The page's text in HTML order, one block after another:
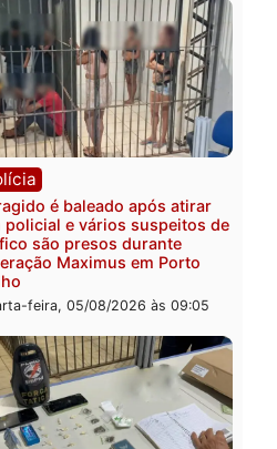
Operação Contemplados
mandados e prende
por fraude na falsa oferta
financiamentos
quarta-feira, 05/08/2026 às